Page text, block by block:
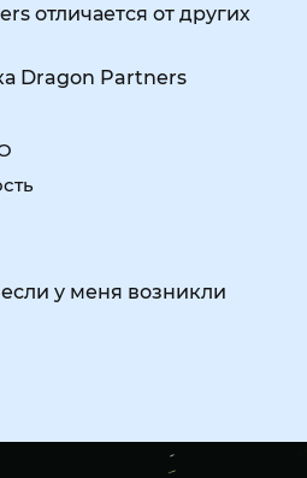
отличается от других
Dragon Partners
у меня возникли